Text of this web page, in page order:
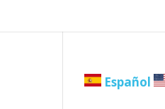
Español